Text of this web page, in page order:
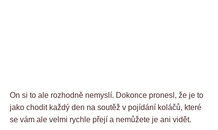
On si to ale rozhodně nemyslí. Dokonce pronesl, že je to
jako chodit každý den na soutěž v pojídání koláčů, které
se vám ale velmi rychle přejí a nemůžete je ani vidět.